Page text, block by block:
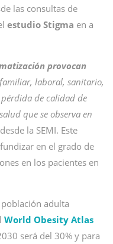
las consultas de
estudio Stigma en a
provocan
laboral, sanitario,
de calidad de
que se observa en
la SEMI. Este
en el grado de
en los pacientes en
adulta
World Obesity Atlas
será del 30% y para